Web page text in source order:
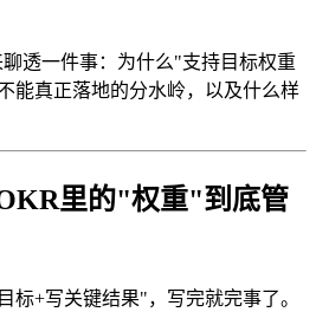
透一件事：为什么"支持目标权重
能真正落地的分水岭，以及什么样
里的"权重"到底管
标+写关键结果"，写完就完事了。